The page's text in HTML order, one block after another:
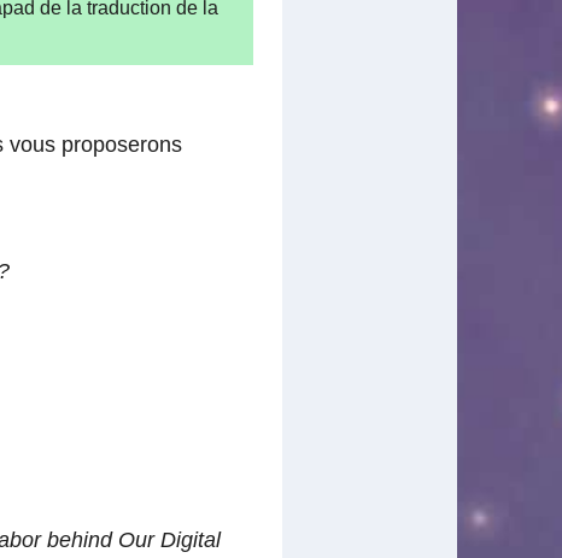
de la traduction de la
vous proposerons
behind Our Digital